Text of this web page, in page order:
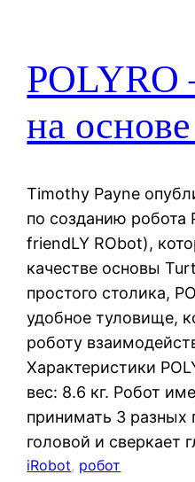
на
Timothy Payne
по созданию робота
friendLY RObot),
качестве основы
простого столика,
удобное туловище,
роботу
Характеристики
вес: 8.6 кг. Робот
принимать 3 разных
головой и сверкает
iRobot, робот